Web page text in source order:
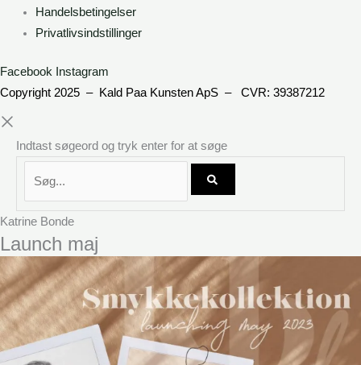
Handelsbetingelser
Privatlivsindstillinger
Facebook
Instagram
Copyright 2025 – Kald Paa Kunsten ApS – CVR: 39387212
Indtast søgeord og tryk enter for at søge
Søg...
Katrine Bonde
Launch maj